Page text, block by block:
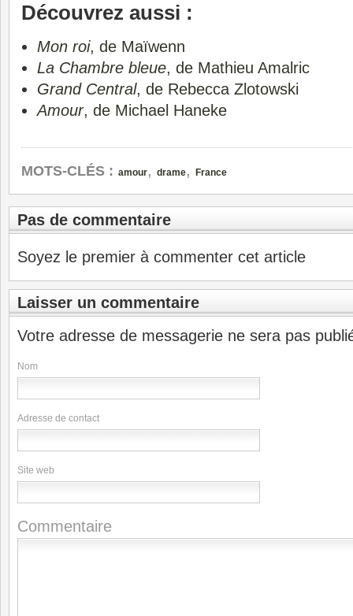
Découvrez aussi :
Mon roi, de Maïwenn
La Chambre bleue, de Mathieu Amalric
Grand Central, de Rebecca Zlotowski
Amour, de Michael Haneke
MOTS-CLÉS : amour, drame, France
Pas de commentaire
Soyez le premier à commenter cet article
Laisser un commentaire
Votre adresse de messagerie ne sera pas
Nom
Adresse de contact
Site web
Commentaire